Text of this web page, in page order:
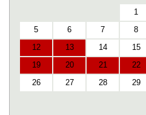
1
5
6 7 8
12
13 14 15
19
20 21 22
26
27 28 29